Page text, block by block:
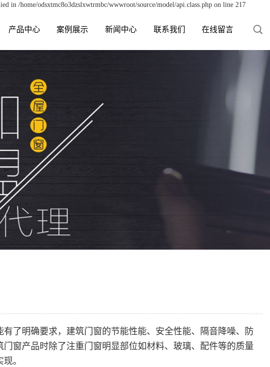
in /home/odsxtmc8o3dzslxwtrmbc/wwwroot/source/model/api.class.php on line 217
产品中心 案例展示 新闻中心 联系我们 在线留言
了明确要求，建筑门窗的节能性能、安全性能、隔音降噪、防
窗产品时除了注重门窗明显部位如材料、玻璃、配件等的质量
。